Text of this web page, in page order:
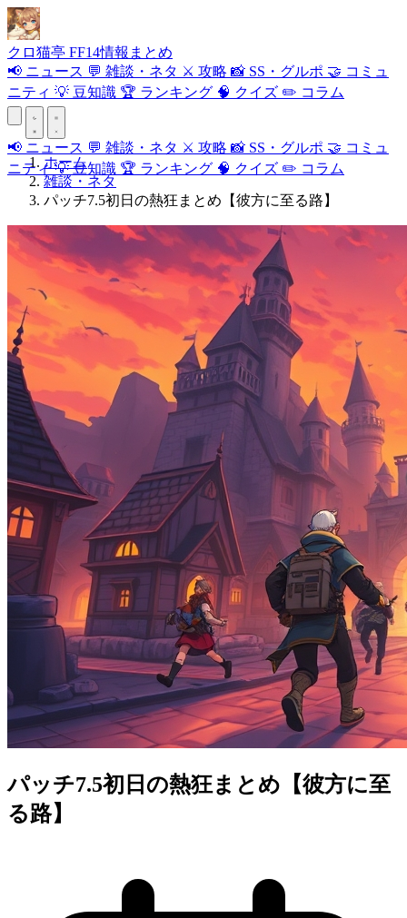
クロ猫亭 FF14情報まとめ
📢 ニュース 💬 雑談・ネタ ⚔️ 攻略 📸 SS・グルポ 🤝 コミュ
ニティ 💡 豆知識 🏆 ランキング 🧠 クイズ ✏️ コラム
📢 ニュース 💬 雑談・ネタ ⚔️ 攻略 📸 SS・グルポ 🤝 コミュ
ニティ💡豆知識 🏆 ランキング 🧠 クイズ ✏️ コラム
ホーム
雑談・ネタ
パッチ7.5初日の熱狂まとめ【彼方に至る路】
パッチ7.5初日の熱狂まとめ【彼方に至
る路】